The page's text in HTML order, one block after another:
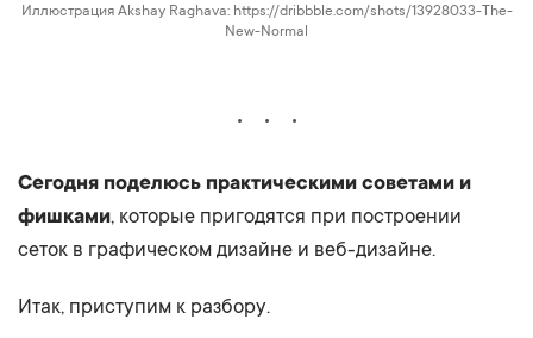
Иллюстрация Akshay Raghava: https://dribbble.com/shots/13928033-The-
New-Normal
Сегодня поделюсь практическими советами и
фишками, которые пригодятся при построении
сеток в графическом дизайне и веб-дизайне.
Итак, приступим к разбору.